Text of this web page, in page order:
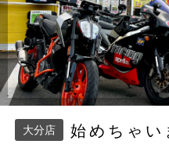
大分店 始めちゃい